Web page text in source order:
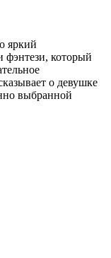
яркий
фэнтези, который
о девушке
выбранной